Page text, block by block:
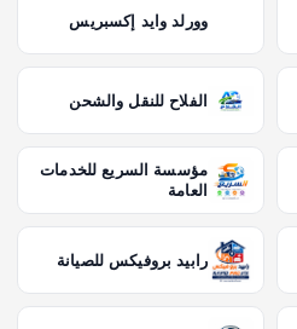
وورلد وايد إكسبريس
الفلاح للنقل والشحن
مؤسسة السريع للخدمات
العامة
رابيد بروفيكس للصيانة